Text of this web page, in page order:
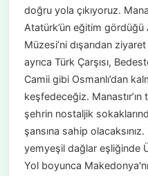
doğru yola çıkıyoruz.
Atatürk’ün eğitim
Müzesi’ni dışarıdan
ayrıca Türk Çarşısı,
Camii gibi Osmanlı’dan
keşfedeceğiz.
şehrin nostaljik
şansına sahip
yemyeşil dağlar eşliğinde
Yol boyunca